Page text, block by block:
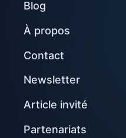
Blog
À propos
Contact
Newsletter
Article invité
Partenariats